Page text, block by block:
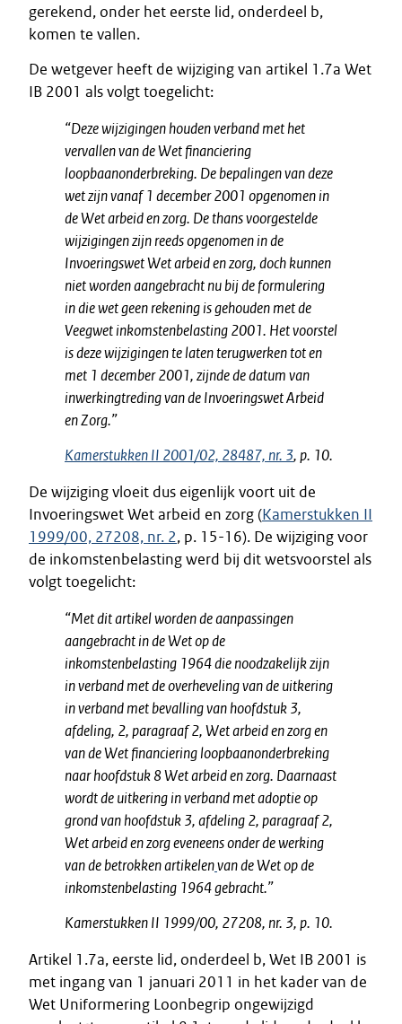
gerekend, onder het eerste lid, onderdeel b,
komen te vallen.
De wetgever heeft de wijziging van artikel 1.7a Wet
IB 2001 als volgt toegelicht:
“Deze wijzigingen houden verband met het
vervallen van de Wet financiering
loopbaanonderbreking. De bepalingen van deze
wet zijn vanaf 1 december 2001 opgenomen in
de Wet arbeid en zorg. De thans voorgestelde
wijzigingen zijn reeds opgenomen in de
Invoeringswet Wet arbeid en zorg, doch kunnen
niet worden aangebracht nu bij de formulering
in die wet geen rekening is gehouden met de
Veegwet inkomstenbelasting 2001. Het voorstel
is deze wijzigingen te laten terugwerken tot en
met 1 december 2001, zijnde de datum van
inwerkingtreding van de Invoeringswet Arbeid
en Zorg.”
Kamerstukken II 2001/02, 28487, nr. 3, p. 10.
De wijziging vloeit dus eigenlijk voort uit de
Invoeringswet Wet arbeid en zorg (Kamerstukken II
1999/00, 27208, nr. 2, p. 15-16). De wijziging voor
de inkomstenbelasting werd bij dit wetsvoorstel als
volgt toegelicht:
“Met dit artikel worden de aanpassingen
aangebracht in de Wet op de
inkomstenbelasting 1964 die noodzakelijk zijn
in verband met de overheveling van de uitkering
in verband met bevalling van hoofdstuk 3,
afdeling, 2, paragraaf 2, Wet arbeid en zorg en
van de Wet financiering loopbaanonderbreking
naar hoofdstuk 8 Wet arbeid en zorg. Daarnaast
wordt de uitkering in verband met adoptie op
grond van hoofdstuk 3, afdeling 2, paragraaf 2,
Wet arbeid en zorg eveneens onder de werking
van de betrokken artikelenvan de Wet op de
inkomstenbelasting 1964 gebracht.”
Kamerstukken II 1999/00, 27208, nr. 3, p. 10.
Artikel 1.7a, eerste lid, onderdeel b, Wet IB 2001 is
met ingang van 1 januari 2011 in het kader van de
Wet Uniformering Loonbegrip ongewijzigd